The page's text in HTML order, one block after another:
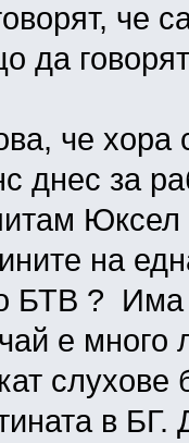
че
да
че хора
днес за
Юксел
на
БТВ ? Има
е много
слухове
в БГ.